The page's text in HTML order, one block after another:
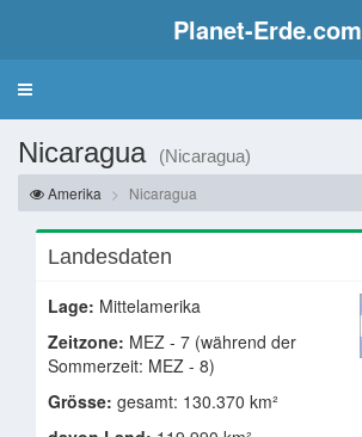
Planet-Erde.com
Nicaragua
(Nicaragua)
Amerika
Nicaragua
Landesdaten
Lage: Mittelamerika
Zeitzone: MEZ - 7 (während der
Sommerzeit: MEZ - 8)
Grösse: gesamt: 130.370 km²